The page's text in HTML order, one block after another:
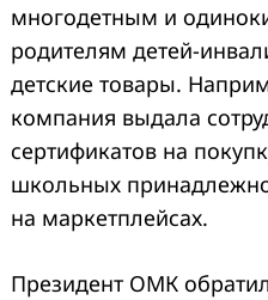
многодетным и
родителям детей-
детские товары.
компания выдала
сертификатов на
школьных
на маркетплейсах.
Президент ОМК